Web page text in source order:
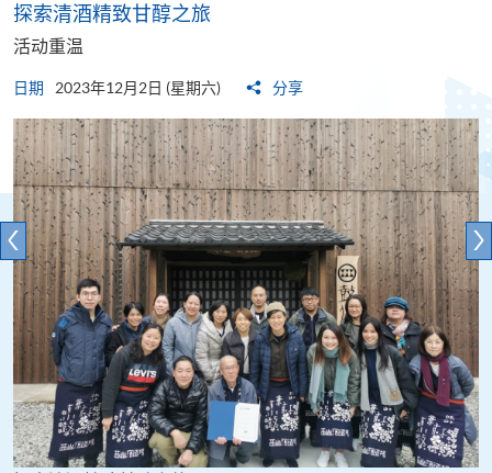
探索清酒精致甘醇之旅
活动重温
日期 2023年12月2日 (星期六) 分享